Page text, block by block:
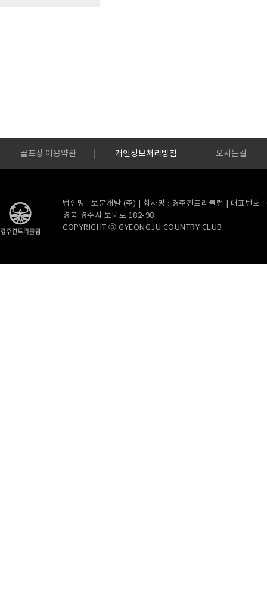
골프장 이용약관 개인정보처리방침 오시는길
법인명 : 보문개발 (주) | 회사명 : 경주컨트리클럽 | 대표번
경북 경주시 보문로 182-98
COPYRIGHT ⓒ GYEONGJU COUNTRY CLUB.